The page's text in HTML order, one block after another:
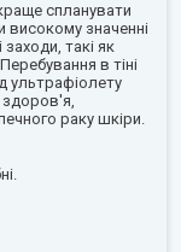
спланувати
високому значенні
такі як
в тіні
ультрафіолету
раку шкіри.